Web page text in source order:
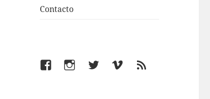
Contacto
FacebookInstagramTwitterVimeoFeed